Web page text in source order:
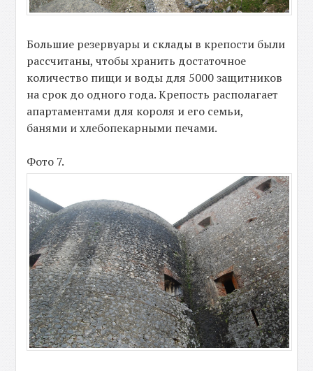
Большие резервуары и склады в крепости были
рассчитаны, чтобы хранить достаточное
количество пищи и воды для 5000 защитников
на срок до одного года. Крепость располагает
апартаментами для короля и его семьи,
банями и хлебопекарными печами.
Фото 7.